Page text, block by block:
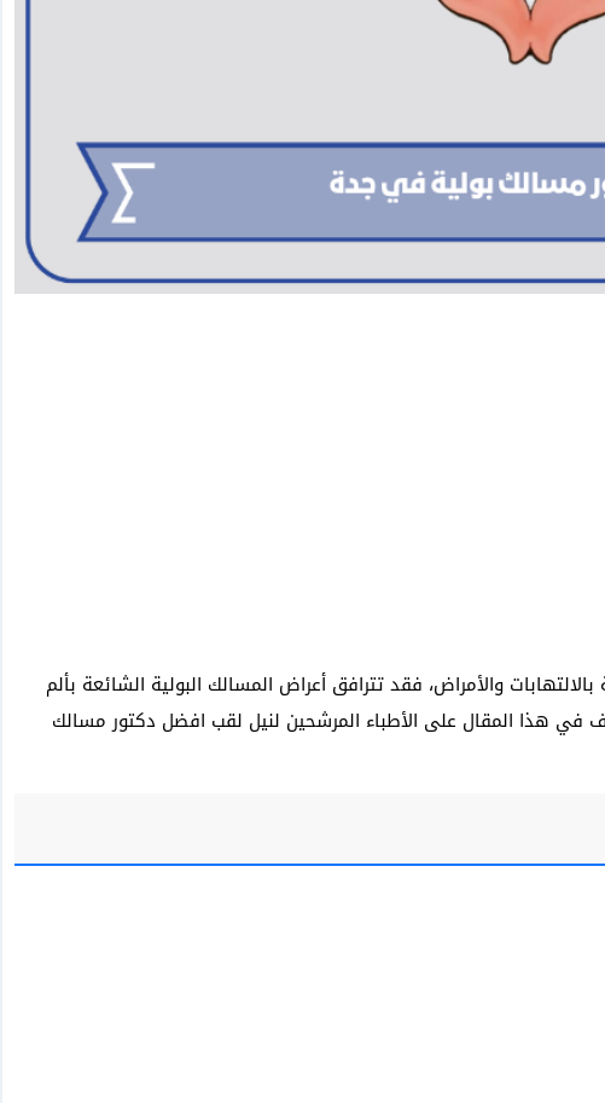
والأمراض، فقد تترافق أعراض المسالك البولية الشائعة بألم
في هذا المقال على الأطباء المرشحين لنيل لقب افضل دكتور مسالك